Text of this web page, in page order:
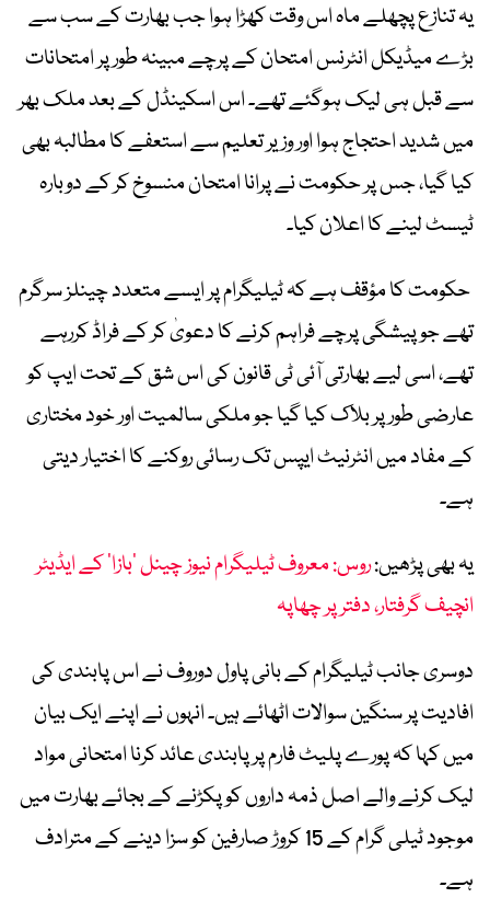
یہ تنازع پچھلے ماہ اس وقت کھڑا ہوا جب بھارت کے سب سے
بڑے میڈیکل انٹرنس امتحان کے پرچے مبینہ طور پر امتحانات
سے قبل ہی لیک ہوگئے تھے۔ اس اسکینڈل کے بعد ملک بھر
میں شدید احتجاج ہوا اور وزیر تعلیم سے استعفے کا مطالبہ بھی
کیا گیا، جس پر حکومت نے پرانا امتحان منسوخ کر کے دوبارہ
ٹیسٹ لینے کا اعلان کیا۔
حکومت کا مؤقف ہے کہ ٹیلیگرام پر ایسے متعدد چینلز سرگرم
تھے جو پیشگی پرچے فراہم کرنے کا دعویٰ کر کے فراڈ کررہے
تھے، اسی لیے بھارتی آئی ٹی قانون کی اس شق کے تحت ایپ کو
عارضی طور پر بلاک کیا گیا جو ملکی سالمیت اور خود مختاری
کے مفاد میں انٹرنیٹ ایپس تک رسائی روکنے کا اختیار دیتی
ہے۔
یہ بھی پڑھیں:روس: معروف ٹیلیگرام نیوز چینل ’بازا‘ کے ایڈیٹر
انچیف گرفتار، دفتر پر چھاپہ
دوسری جانب ٹیلیگرام کے بانی پاول دوروف نے اس پابندی کی
افادیت پر سنگین سوالات اٹھائے ہیں۔ انہوں نے اپنے ایک بیان
میں کہا کہ پورے پلیٹ فارم پر پابندی عائد کرنا امتحانی مواد
لیک کرنے والے اصل ذمہ داروں کو پکڑنے کے بجائے بھارت میں
موجود ٹیلی گرام کے 15 کروڑ صارفین کو سزا دینے کے مترادف
ہے۔